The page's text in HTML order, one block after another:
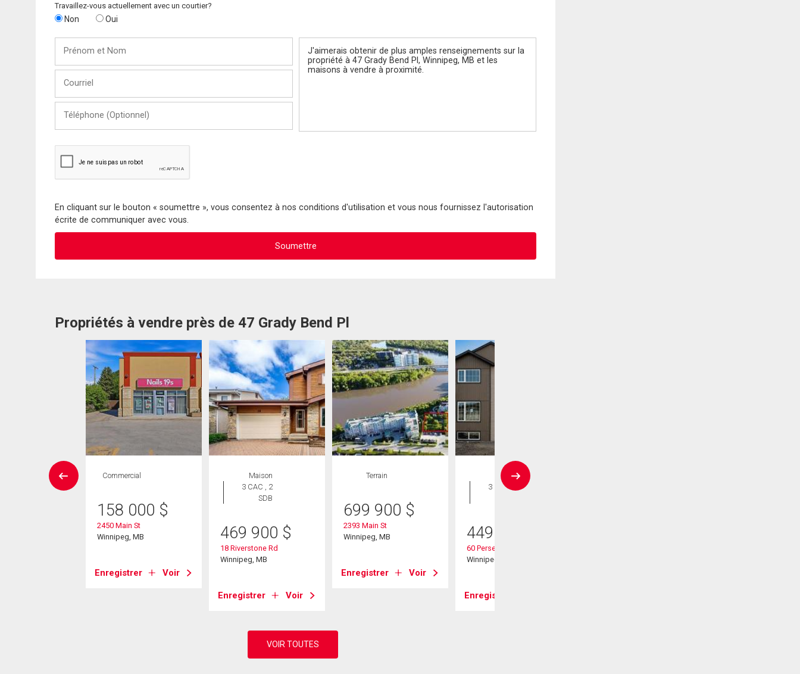
Travaillez-vous actuellement avec un courtier?
Non Oui
Nom
(Optionnel)
En cliquant sur le bouton « soumettre », vous consentez à nos conditions d'utilisation et vous nous fournissez l'autorisation
écrite de communiquer avec vous.
Propriétés à vendre près de 47 Grady Bend Pl
Commercial
158 000 $
2450 Main St
Winnipeg, MB
Enregistrer Voir
Maison
3 CAC , 2
SDB
469 900 $
18 Riverstone Rd
Winnipeg, MB
Enregistrer Voir
Terrain
699 900 $
2393 Main St
Winnipeg, MB
Enregistrer Voir
Maison
3 CAC , 3
449 900
60 Perseus Way
Winnipeg, MB
Enregistrer